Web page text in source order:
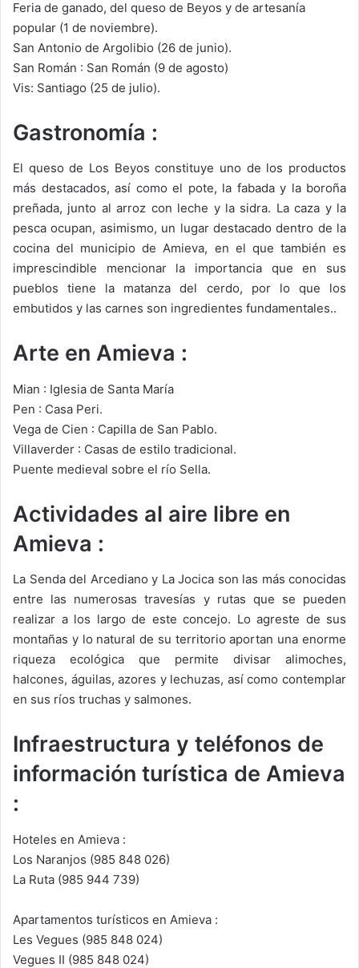
Feria de ganado, del queso de Beyos y de artesanía
popular (1 de noviembre).
San Antonio de Argolibio (26 de junio).
San Román : San Román (9 de agosto)
Vis: Santiago (25 de julio).
Gastronomía :
El queso de Los Beyos constituye uno de los productos
más destacados, así como el pote, la fabada y la boroña
preñada, junto al arroz con leche y la sidra. La caza y la
pesca ocupan, asimismo, un lugar destacado dentro de la
cocina del municipio de Amieva, en el que también es
imprescindible mencionar la importancia que en sus
pueblos tiene la matanza del cerdo, por lo que los
embutidos y las carnes son ingredientes fundamentales..
Arte en Amieva :
Mian : Iglesia de Santa María
Pen : Casa Peri.
Vega de Cien : Capilla de San Pablo.
Villaverder : Casas de estilo tradicional.
Puente medieval sobre el río Sella.
Actividades al aire libre en
Amieva :
La Senda del Arcediano y La Jocica son las más conocidas
entre las numerosas travesías y rutas que se pueden
realizar a los largo de este concejo. Lo agreste de sus
montañas y lo natural de su territorio aportan una enorme
riqueza ecológica que permite divisar alimoches,
halcones, águilas, azores y lechuzas, así como contemplar
en sus ríos truchas y salmones.
Infraestructura y teléfonos de
información turística de Amieva
:
Hoteles en Amieva :
Los Naranjos (985 848 026)
La Ruta (985 944 739)
Apartamentos turísticos en Amieva :
Les Vegues (985 848 024)
Vegues II (985 848 024)